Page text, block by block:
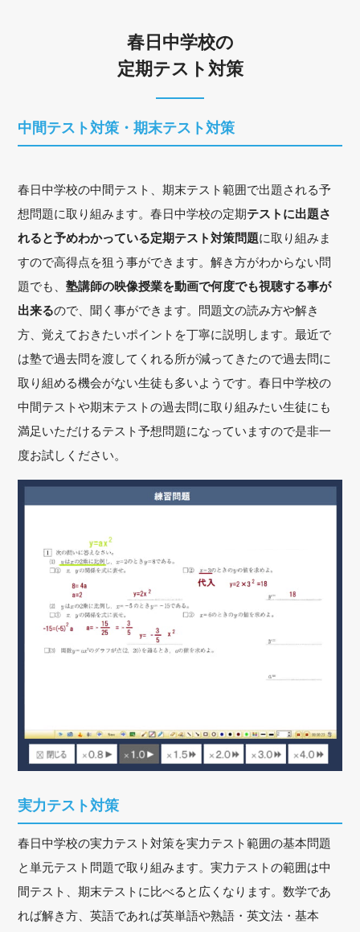
春日中学校の
定期テスト対策
中間テスト対策・期末テスト対策
春日中学校の中間テスト、期末テスト範囲で出題される予
想問題に取り組みます。春日中学校の定期テストに出題さ
れると予めわかっている定期テスト対策問題に取り組みま
すので高得点を狙う事ができます。解き方がわからない問
題でも、塾講師の映像授業を動画で何度でも視聴する事が
出来るので、聞く事ができます。問題文の読み方や解き
方、覚えておきたいポイントを丁寧に説明します。最近で
は塾で過去問を渡してくれる所が減ってきたので過去問に
取り組める機会がない生徒も多いようです。春日中学校の
中間テストや期末テストの過去問に取り組みたい生徒にも
満足いただけるテスト予想問題になっていますので是非一
度お試しください。
実力テスト対策
春日中学校の実力テスト対策を実力テスト範囲の基本問題
と単元テスト問題で取り組みます。実力テストの範囲は中
間テスト、期末テストに比べると広くなります。数学であ
れば解き方、英語であれば英単語や熟語・英文法・基本